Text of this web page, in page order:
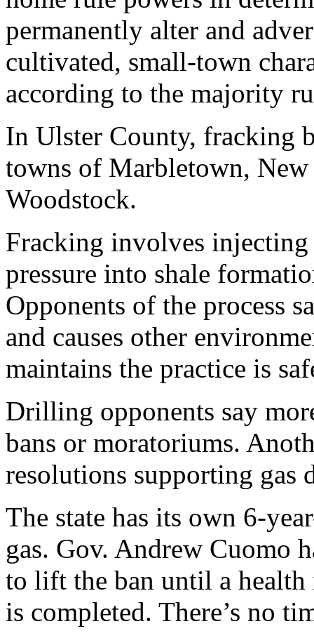
permanently alter and
cultivated, small-town
according to the majority
In Ulster County, fracking
towns of Marbletown, New
Woodstock.
Fracking involves
pressure into shale
Opponents of the process
and causes other
maintains the practice is
Drilling opponents say
bans or moratoriums.
resolutions supporting gas
The state has its own 6-
gas. Gov. Andrew Cuomo
to lift the ban until a
is completed. There’s no